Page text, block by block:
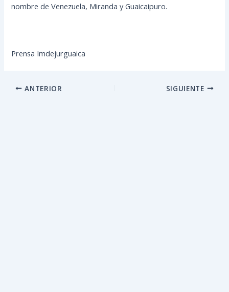
nombre de Venezuela, Miranda y Guaicaipuro.
Prensa Imdejurguaica
ANTERIOR SIGUIENTE